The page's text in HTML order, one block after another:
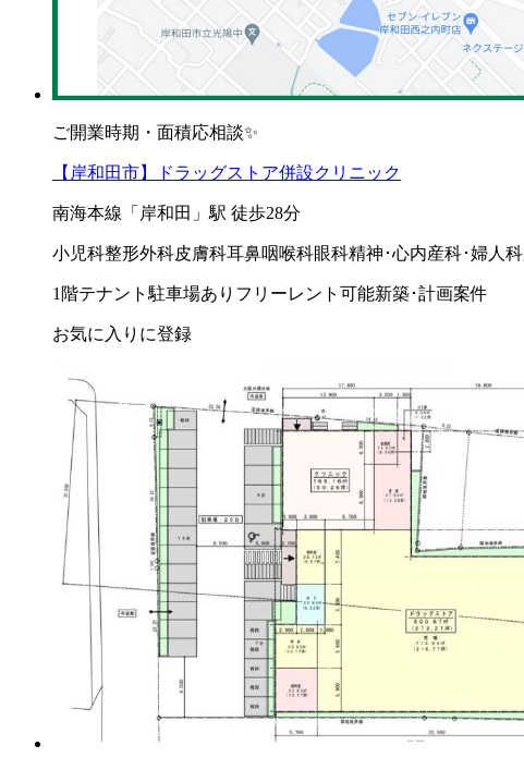
ご開業時期・面積応相談✨
【岸和田市】ドラッグストア併設クリニック
南海本線「岸和田」駅 徒歩28分
小児科整形外科皮膚科耳鼻咽喉科眼科精神･心内産科･婦人科
1階テナント 駐車場あり フリーレント可能新築･計画案件
お気に入りに登録